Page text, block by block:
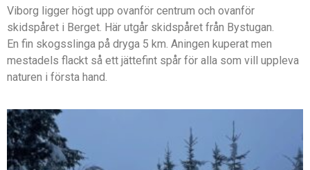
Viborg ligger högt upp ovanför centrum och ovanför
skidspåret i Berget. Här utgår skidspåret från Bystugan.
En fin skogsslinga på dryga 5 km. Aningen kuperat men
mestadels flackt så ett jättefint spår för alla som vill uppleva
naturen i första hand.